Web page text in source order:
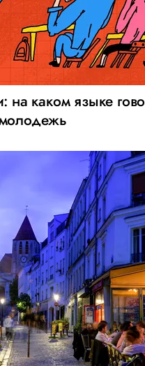
на каком языке